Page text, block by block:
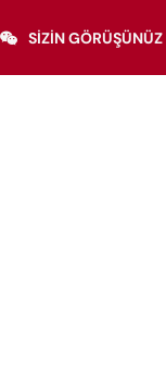
SIZIN GÖRÜŞÜNÜZ